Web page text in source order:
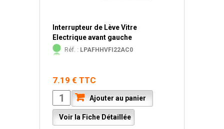
Interrupteur de Lève Vitre
Electrique avant gauche
Réf. : LPAFHHVFI22AC0
7.19 € TTC
Ajouter au panier
Voir la Fiche Détaillée